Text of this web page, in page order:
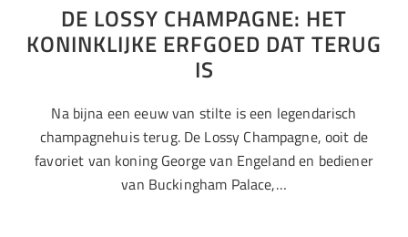
DE LOSSY CHAMPAGNE: HET
KONINKLIJKE ERFGOED DAT TERUG
IS
Na bijna een eeuw van stilte is een legendarisch
champagnehuis terug. De Lossy Champagne, ooit de
favoriet van koning George van Engeland en bediener
van Buckingham Palace,…